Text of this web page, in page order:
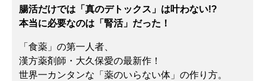
腸活だけでは「真のデトックス」は叶わない!?
本当に必要なのは「腎活」だった！
「食薬」の第一人者、
漢方薬剤師・大久保愛の最新作！
世界一カンタンな「薬のいらない体」の作り方。